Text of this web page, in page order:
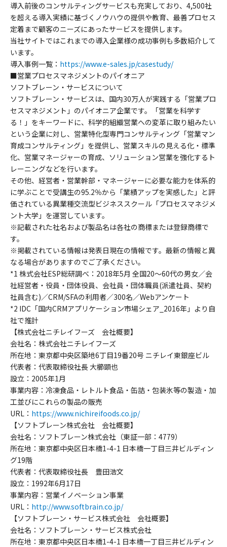
導入前後のコンサルティングサービスも充実しており、4,500社
を超える導入実績に基づくノウハウの提供や教育、最善プロセス
定着まで顧客のニーズにあったサービスを提供します。
当社サイトではこれまでの導入企業様の成功事例も多数紹介して
います。
導入事例一覧： https://www.e-sales.jp/casestudy/
■営業プロセスマネジメントのパイオニア
ソフトブレーン・サービスについて
ソフトブレーン・サービスは、国内30万人が実践する「営業プロ
セスマネジメント」のパイオニア企業です。「営業を科学す
る！」をキーワードに、科学的組織営業への変革に取り組みたい
という企業に対し、営業特化型専門コンサルティング「営業マン
育成コンサルティング」を提供し、営業スキルの見える化・標準
化、営業マネージャーの育成、ソリューション営業を強化するト
レーニングなどを行います。
その他、経営者・営業幹部・マネージャーに必要な能力を体系的
に学ぶことで受講生の95.2％から「業績アップを実感した」と評
価されている異業種交流型ビジネススクール「プロセスマネジメ
ント大学」を運営しています。
※記載された社名および製品名は各社の商標または登録商標で
す。
※掲載されている情報は発表日現在の情報です。最新の情報と異
なる場合がありますのでご了承ください。
*1 株式会社ESP総研調べ：2018年5月 全国20～60代の男女／会
社経営者・役員・団体役員、会社員・団体職員(派遣社員、契約
社員含む)／CRM/SFAの利用者／300名／Webアンケート
*2 IDC「国内CRMアプリケーション市場シェア_2016年」より自
社で推計
【株式会社ニチレイフーズ 会社概要】
会社名：株式会社ニチレイフーズ
所在地：東京都中央区築地6丁目19番20号 ニチレイ東銀座ビル
代表者：代表取締役社長 大櫛顕也
設立：2005年1月
事業内容：冷凍食品・レトルト食品・缶詰・包装氷等の製造・加
工並びにこれらの製品の販売
URL： https://www.nichireifoods.co.jp/
【ソフトブレーン株式会社 会社概要】
会社名：ソフトブレーン株式会社（東証一部：4779）
所在地：東京都中央区日本橋1-4-1 日本橋一丁目三井ビルディン
グ19階
代表者：代表取締役社長 豊田浩文
設立：1992年6月17日
事業内容：営業イノベーション事業
URL： http://www.softbrain.co.jp/
【ソフトブレーン・サービス株式会社 会社概要】
会社名：ソフトブレーン・サービス株式会社
所在地：東京都中央区日本橋1-4-1 日本橋一丁目三井ビルディン